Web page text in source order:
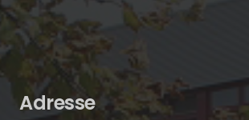
Adresse